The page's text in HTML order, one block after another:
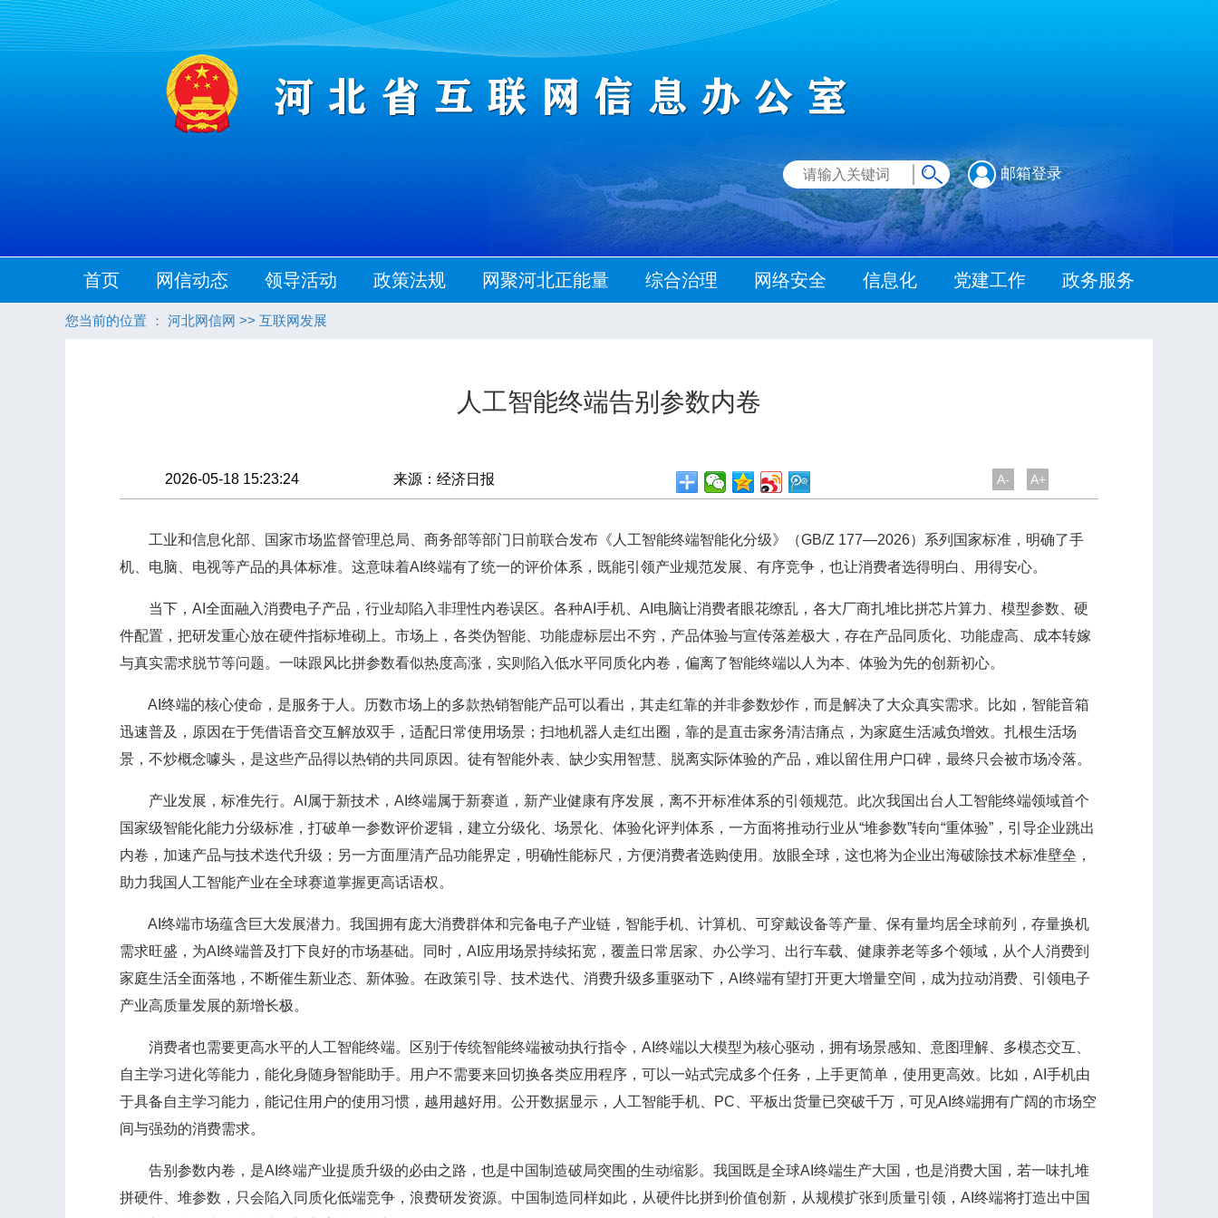
邮箱登录
首页 网信动态 领导活动 政策法规 网聚河北正能量 综合治理 网络安全 信息化 党建工作 政务服务
您当前的位置 ： 河北网信网 >> 互联网发展
人工智能终端告别参数内卷
2026-05-18 15:23:24 来源：经济日报 A- A+
工业和信息化部、国家市场监督管理总局、商务部等部门日前联合发布《人工智能终端智能化分级》（GB/Z 177—2026）系列国家标准，明确了手
机、电脑、电视等产品的具体标准。这意味着AI终端有了统一的评价体系，既能引领产业规范发展、有序竞争，也让消费者选得明白、用得安心。
当下，AI全面融入消费电子产品，行业却陷入非理性内卷误区。各种AI手机、AI电脑让消费者眼花缭乱，各大厂商扎堆比拼芯片算力、模型参数、硬
件配置，把研发重心放在硬件指标堆砌上。市场上，各类伪智能、功能虚标层出不穷，产品体验与宣传落差极大，存在产品同质化、功能虚高、成本转嫁
与真实需求脱节等问题。一味跟风比拼参数看似热度高涨，实则陷入低水平同质化内卷，偏离了智能终端以人为本、体验为先的创新初心。
AI终端的核心使命，是服务于人。历数市场上的多款热销智能产品可以看出，其走红靠的并非参数炒作，而是解决了大众真实需求。比如，智能音箱
迅速普及，原因在于凭借语音交互解放双手，适配日常使用场景；扫地机器人走红出圈，靠的是直击家务清洁痛点，为家庭生活减负增效。扎根生活场
景，不炒概念噱头，是这些产品得以热销的共同原因。徒有智能外表、缺少实用智慧、脱离实际体验的产品，难以留住用户口碑，最终只会被市场冷落。
产业发展，标准先行。AI属于新技术，AI终端属于新赛道，新产业健康有序发展，离不开标准体系的引领规范。此次我国出台人工智能终端领域首个
国家级智能化能力分级标准，打破单一参数评价逻辑，建立分级化、场景化、体验化评判体系，一方面将推动行业从“堆参数”转向“重体验”，引导企业跳出
内卷，加速产品与技术迭代升级；另一方面厘清产品功能界定，明确性能标尺，方便消费者选购使用。放眼全球，这也将为企业出海破除技术标准壁垒，
助力我国人工智能产业在全球赛道掌握更高话语权。
AI终端市场蕴含巨大发展潜力。我国拥有庞大消费群体和完备电子产业链，智能手机、计算机、可穿戴设备等产量、保有量均居全球前列，存量换机
需求旺盛，为AI终端普及打下良好的市场基础。同时，AI应用场景持续拓宽，覆盖日常居家、办公学习、出行车载、健康养老等多个领域，从个人消费到
家庭生活全面落地，不断催生新业态、新体验。在政策引导、技术迭代、消费升级多重驱动下，AI终端有望打开更大增量空间，成为拉动消费、引领电子
产业高质量发展的新增长极。
消费者也需要更高水平的人工智能终端。区别于传统智能终端被动执行指令，AI终端以大模型为核心驱动，拥有场景感知、意图理解、多模态交互、
自主学习进化等能力，能化身随身智能助手。用户不需要来回切换各类应用程序，可以一站式完成多个任务，上手更简单，使用更高效。比如，AI手机由
于具备自主学习能力，能记住用户的使用习惯，越用越好用。公开数据显示，人工智能手机、PC、平板出货量已突破千万，可见AI终端拥有广阔的市场空
间与强劲的消费需求。
告别参数内卷，是AI终端产业提质升级的必由之路，也是中国制造破局突围的生动缩影。我国既是全球AI终端生产大国，也是消费大国，若一味扎堆
拼硬件、堆参数，只会陷入同质化低端竞争，浪费研发资源。中国制造同样如此，从硬件比拼到价值创新，从规模扩张到质量引领，AI终端将打造出中国